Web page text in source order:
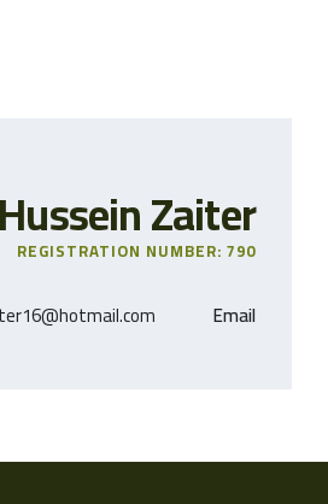
Zaiter
REGISTRATION NUMBER: 790
Email